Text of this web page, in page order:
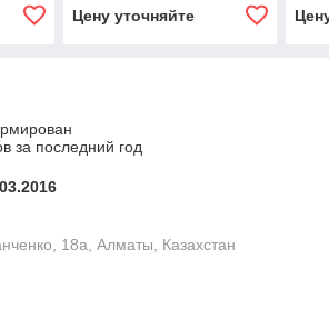
Цену уточняйте
за последний год
18а, Алматы, Казахстан